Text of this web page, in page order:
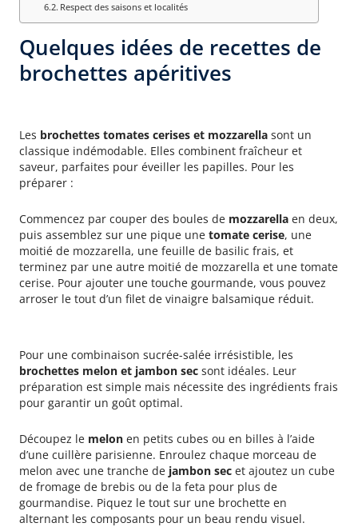
Respect des saisons et localités
Quelques idées de recettes de
brochettes apéritives
Les brochettes tomates cerises et mozzarella sont un
classique indémodable. Elles combinent fraîcheur et
saveur, parfaites pour éveiller les papilles. Pour les
préparer :
Commencez par couper des boules de mozzarella en deux,
puis assemblez sur une pique une tomate cerise, une
moitié de mozzarella, une feuille de basilic frais, et
terminez par une autre moitié de mozzarella et une tomate
cerise. Pour ajouter une touche gourmande, vous pouvez
arroser le tout d’un filet de vinaigre balsamique réduit.
Pour une combinaison sucrée-salée irrésistible, les
brochettes melon et jambon sec sont idéales. Leur
préparation est simple mais nécessite des ingrédients frais
pour garantir un goût optimal.
Découpez le melon en petits cubes ou en billes à l’aide
d’une cuillère parisienne. Enroulez chaque morceau de
melon avec une tranche de jambon sec et ajoutez un cube
de fromage de brebis ou de la feta pour plus de
gourmandise. Piquez le tout sur une brochette en
alternant les composants pour un beau rendu visuel.